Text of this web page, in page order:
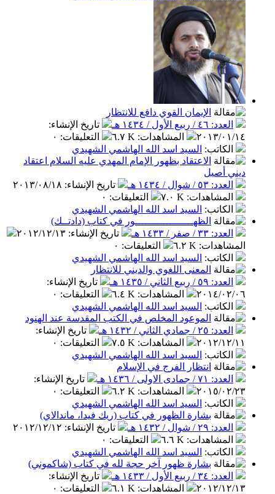
الإيمان القوي دافع للانتظار
العدد: ٤٦ / ربيع الأول / ١٤٣٤ هـ
تاريخ الإنشاء:
٢٠١٣/٠١/١٤
المشاهدات: ٦.٧ K التعليقات: ٠
الكاتب: السيد اسد الله الهاشمي الشهيدي
الاعتقاد بظهور الإمام المهدي عليه السلام اعتقاد
ديني أصيل
العدد: ٥٣ / شوال / ١٤٣٤ هـ
تاريخ الإنشاء: ٢٠١٣/٠٨/١٨
المشاهدات: ٧.٠ K التعليقات: ٠
الكاتب: السيد اسد الله الهاشمي الشهيدي
الظهـــــــــــــــــــور في كتاب (دادتــك)
العدد: ٣٣ / صفر / ١٤٣٣ هـ
تاريخ الإنشاء: ٢٠١٢/١٢/١٣
المشاهدات: ٦.٢ K التعليقات: ٠
الكاتب: السيد اسد الله الهاشمي الشهيدي
المعنى اللغوي والديني للانتظار
العدد: ٥٩ / ربيع الثاني / ١٤٣٥ هـ
تاريخ الإنشاء:
٢٠١٤/٠٢/٠٦
المشاهدات: ٦.٤ K التعليقات: ٠
الكاتب: السيد اسد الله الهاشمي الشهيدي
الموعود المخلص في الكتب المقدسة عند الهنود
العدد: ٢٥ / جمادي الثاني / ١٤٣٢ هـ
تاريخ الإنشاء:
٢٠١٢/١٢/١١
المشاهدات: ٧.٥ K التعليقات: ٠
الكاتب: السيد اسد الله الهاشمي الشهيدي
انتظار الفرج في الإسلام
العدد: ٧١ / جمادى الاولى / ١٤٣٦ هـ
تاريخ الإنشاء:
٢٠١٥/٠٢/٢٣
المشاهدات: ٦.٢ K التعليقات: ٠
الكاتب: السيد اسد الله الهاشمي الشهيدي
بشارة الظهور في كتاب (ريك فيدا، ماندالاي)
العدد: ٢٩ / شوال / ١٤٣٢ هـ
تاريخ الإنشاء: ٢٠١٢/١٢/١٢
المشاهدات: ٦.٦ K التعليقات: ٠
الكاتب: السيد اسد الله الهاشمي الشهيدي
بشارة ظهور آخر حجة لله في كتاب (شاكموني)
العدد: ٣٤ / ربيع الأول / ١٤٣٣ هـ
تاريخ الإنشاء:
٢٠١٢/١٢/١٣
المشاهدات: ٦.١ K التعليقات: ٠